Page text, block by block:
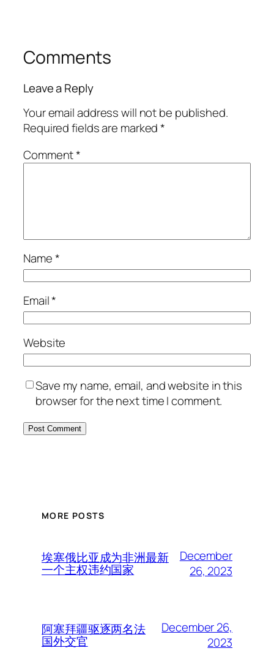
Comments
Leave a Reply
Your email address will not be published.
Required fields are marked*
Comment*
Name*
Email*
Website
Save my name, email, and website in this
browser for the next time I comment.
MORE POSTS
埃塞俄比亚成为非洲最新
一个主权违约国家
December
26, 2023
阿塞拜疆驱逐两名法
国外交官
December 26,
2023